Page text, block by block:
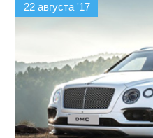
22 августа '17